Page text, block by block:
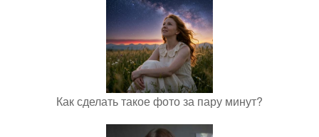
Как сделать такое фото за пару минут?